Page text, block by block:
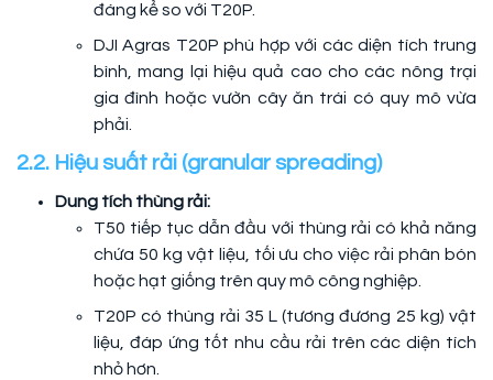
đáng kể so với T20P.
DJI Agras T20P phù hợp với các diện tích trung
bình, mang lại hiệu quả cao cho các nông trại
gia đình hoặc vườn cây ăn trái có quy mô vừa
phải.
2.2. Hiệu suất rải (granular spreading)
Dung tích thùng rải:
T50 tiếp tục dẫn đầu với thùng rải có khả năng
chứa 50 kg vật liệu, tối ưu cho việc rải phân bón
hoặc hạt giống trên quy mô công nghiệp.
T20P có thùng rải 35 L (tương đương 25 kg) vật
liệu, đáp ứng tốt nhu cầu rải trên các diện tích
nhỏ hơn.